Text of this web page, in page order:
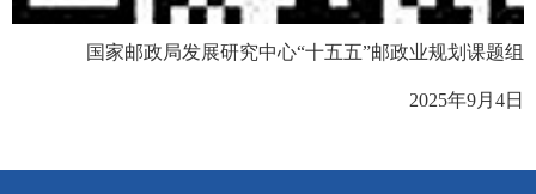
国家邮政局发展研究中心“十五五”邮政业规划课题组
2025年9月4日